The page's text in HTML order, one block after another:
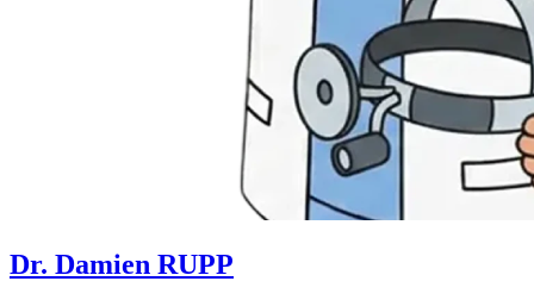
Dr. Damien RUPP